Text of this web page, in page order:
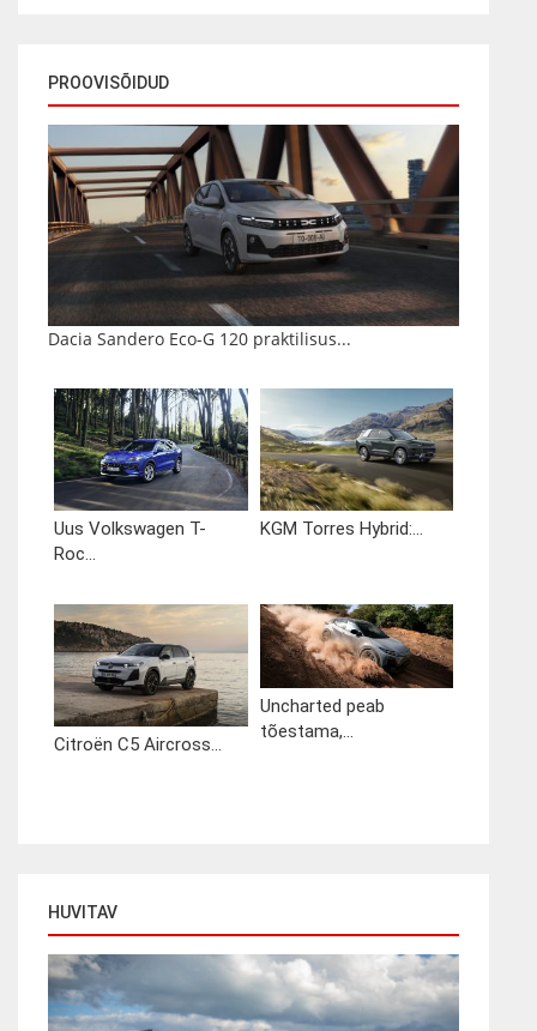
PROOVISÕIDUD
Dacia Sandero Eco-G 120 praktilisus...
Uus Volkswagen T-
Roc...
KGM Torres Hybrid:...
Citroën C5 Aircross...
Uncharted peab
tõestama,...
HUVITAV